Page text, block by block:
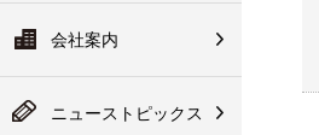
会社案内
ニューストピックス
タ／チェッカ
イドサービス
ツリスト
ビリティ体系図・非該
方法など
連会社
変換
会員登録が必要にな